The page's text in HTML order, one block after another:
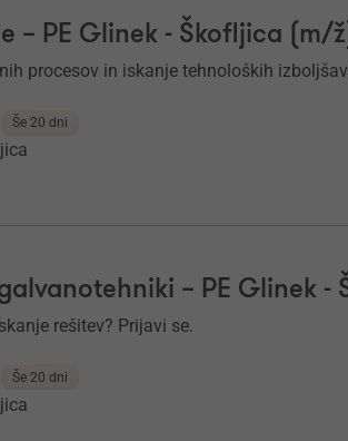
– PE Glinek - Škofljica (m/
procesov in iskanje tehnoloških
Še 20 dni
– PE Glinek -
rešitev? Prijavi se.
Še 20 dni